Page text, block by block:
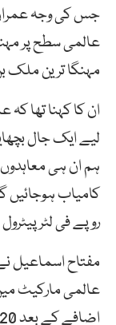
جس کی وجہ عمران
عالمی سطح پر
مہنگا ترین ملک
ان کا کہنا تھا
لیے ایک جال
ہم ان ہی معاہدوں
روپے فی لٹر
مفتاح اسماعیل